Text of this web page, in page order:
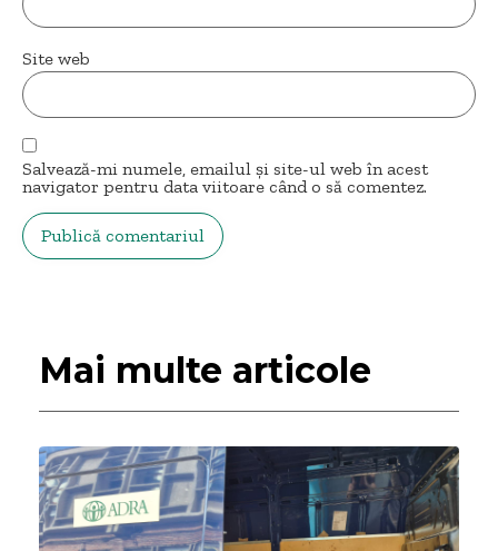
Site web
Salvează-mi numele, emailul și site-ul web în acest
navigator pentru data viitoare când o să comentez.
Mai multe articole